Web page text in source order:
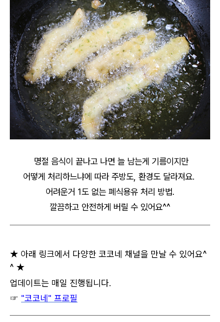
명절 음식이 끝나고 나면 늘 남는게 기름이지만
어떻게 처리하느냐에 따라 주방도, 환경도 달라져요.
어려운거 1도 없는 폐식용유 처리 방법.
깔끔하고 안전하게 버릴 수 있어요^^
★ 아래 링크에서 다양한 코코네 채널을 만날 수 있어요^
^ ★
업데이트는 매일 진행됩니다.
☞ "코코네" 프로필